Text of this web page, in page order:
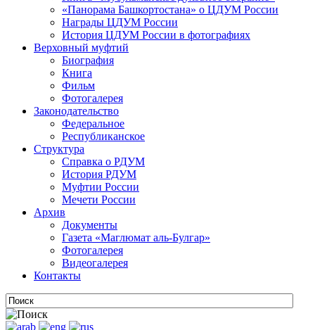
«Панорама Башкортостана» о ЦДУМ России
Награды ЦДУМ России
История ЦДУМ России в фотографиях
Верховный муфтий
Биография
Книга
Фильм
Фотогалерея
Законодательство
Федеральное
Республиканское
Структура
Справка о РДУМ
История РДУМ
Муфтии России
Мечети России
Архив
Документы
Газета «Маглюмат аль-Булгар»
Фотогалерея
Видеогалерея
Контакты